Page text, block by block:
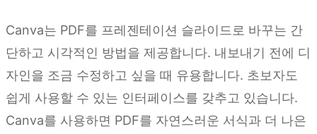
Canva는 PDF를 프레젠테이션 슬라이드로 바꾸는 간
단하고 시각적인 방법을 제공합니다. 내보내기 전에 디
자인을 조금 수정하고 싶을 때 유용합니다. 초보자도
쉽게 사용할 수 있는 인터페이스를 갖추고 있습니다.
Canva를 사용하면 PDF를 자연스러운 서식과 더 나은